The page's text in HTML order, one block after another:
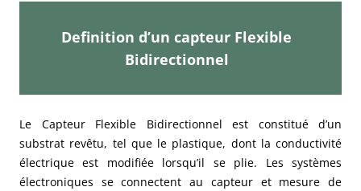
Definition d’un capteur Flexible
Bidirectionnel
Le Capteur Flexible Bidirectionnel est constitué d’un
substrat revêtu, tel que le plastique, dont la conductivité
électrique est modifiée lorsqu’il se plie. Les systèmes
électroniques se connectent au capteur et mesure de